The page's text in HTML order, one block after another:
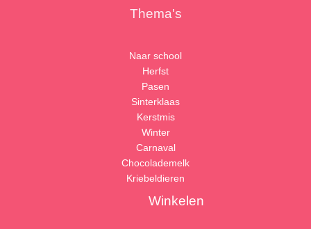
Thema's
Naar school
Herfst
Pasen
Sinterklaas
Kerstmis
Winter
Carnaval
Chocolademelk
Kriebeldieren
Winkelen